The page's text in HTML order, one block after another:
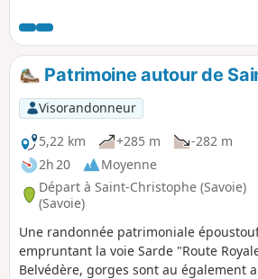
par le Circuit Béatrice de Savoie et la
Patrimoine autour de
Visorandonneur
5,22 km
+285 m
-282 m
2h 20
Moyenne
Départ à Saint-Christophe (Savoie)
(Savoie)
Une randonnée patrimoniale
empruntant la voie Sarde "Route
Belvédère, gorges sont au également